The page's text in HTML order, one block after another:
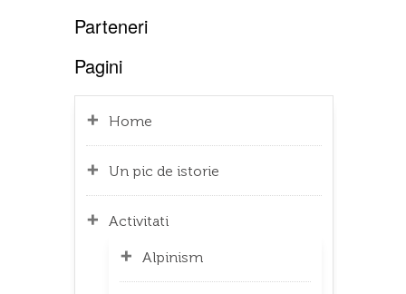
Parteneri
Pagini
Home
Un pic de istorie
Activitati
Alpinism